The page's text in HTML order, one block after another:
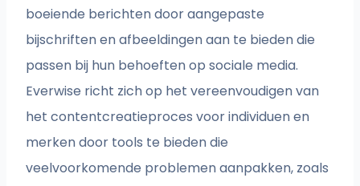
boeiende berichten door aangepaste
bijschriften en afbeeldingen aan te bieden die
passen bij hun behoeften op sociale media.
Everwise richt zich op het vereenvoudigen van
het contentcreatieproces voor individuen en
merken door tools te bieden die
veelvoorkomende problemen aanpakken, zoals